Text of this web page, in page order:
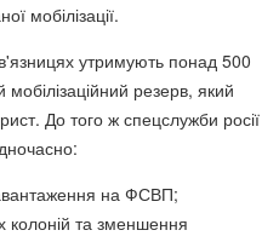
мобілізації.
утримують понад 500
резерв, який
До того ж спецслужби росії
на ФСВП;
колоній та зменшення